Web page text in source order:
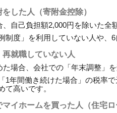
した人（寄附金控除）
自己負担額2,000円を除いた全
制度」を利用していない人や、
就職していない人
場合、会社での「年末調整」
1年間働き続けた場合」の税率
て高いです。
イホームを買った人（住宅ロ